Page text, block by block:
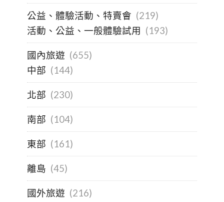
公益、體驗活動、特賣會 (219)
活動、公益、一般體驗試用 (193)
國內旅遊 (655)
中部 (144)
北部 (230)
南部 (104)
東部 (161)
離島 (45)
國外旅遊 (216)